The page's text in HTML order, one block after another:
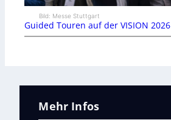
Bild: Messe Stuttgart
Guided Touren auf der VISION 2026
Mehr Infos